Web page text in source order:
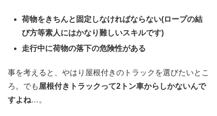
荷物をきちんと固定しなければならない(ロープの結
び方等素人にはかなり難しいスキルです)
走行中に荷物の落下の危険性がある
事を考えると、やはり屋根付きのトラックを選びたいとこ
ろ。でも屋根付きトラックって2トン車からしかないんで
すよね…。